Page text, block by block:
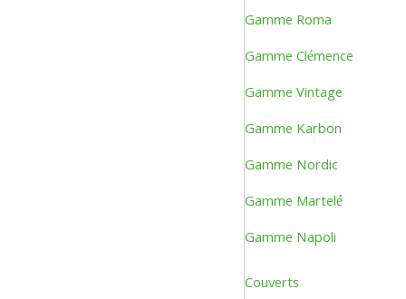
Gamme Roma
Gamme Clémence
Gamme Vintage
Gamme Karbon
Gamme Nordic
Gamme Martelé
Gamme Napoli
Couverts